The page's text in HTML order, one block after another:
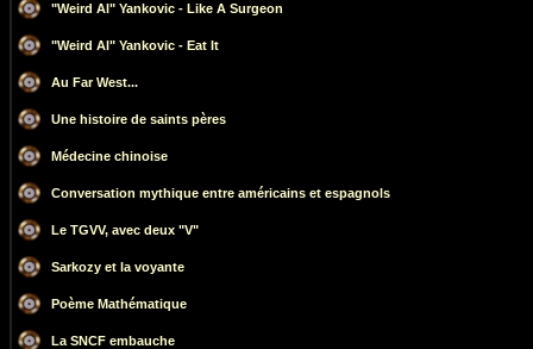
"Weird Al" Yankovic - Like A Surgeon
"Weird Al" Yankovic - Eat It
Au Far West...
Une histoire de saints pères
Médecine chinoise
Conversation mythique entre américains et espagnols
Le TGVV, avec deux "V"
Sarkozy et la voyante
Poème Mathématique
La SNCF embauche